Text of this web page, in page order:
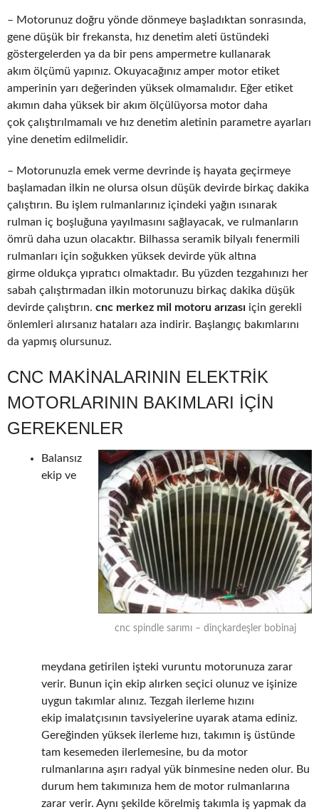
– Motorunuz doğru yönde dönmeye başladıktan sonrasında,
gene düşük bir frekansta, hız denetim aleti üstündeki
göstergelerden ya da bir pens ampermetre kullanarak
akım ölçümü yapınız. Okuyacağınız amper motor etiket
amperinin yarı değerinden yüksek olmamalıdır. Eğer etiket
akımın daha yüksek bir akım ölçülüyorsa motor daha
çok çalıştırılmamalı ve hız denetim aletinin parametre ayarları
yine denetim edilmelidir.
– Motorunuzla emek verme devrinde iş hayata geçirmeye
başlamadan ilkin ne olursa olsun düşük devirde birkaç dakika
çalıştırın. Bu işlem rulmanlarınız içindeki yağın ısınarak
rulman iç boşluğuna yayılmasını sağlayacak, ve rulmanların
ömrü daha uzun olacaktır. Bilhassa seramik bilyalı fenermili
rulmanları için soğukken yüksek devirde yük altına
girme oldukça yıpratıcı olmaktadır. Bu yüzden tezgahınızı her
sabah çalıştırmadan ilkin motorunuzu birkaç dakika düşük
devirde çalıştırın. cnc merkez mil motoru arızası için gerekli
önlemleri alırsanız hataları aza indirir. Başlangıç bakımlarını
da yapmış olursunuz.
CNC MAKINALARININ ELEKTRIK
MOTORLARININ BAKIMLARI IÇIN
GEREKENLER
cnc spindle sarımı – dinçkardeşler bobinaj
Balansız
ekip ve
meydana getirilen işteki vuruntu motorunuza zarar
verir. Bunun için ekip alırken seçici olunuz ve işinize
uygun takımlar alınız. Tezgah ilerleme hızını
ekip imalatçısının tavsiyelerine uyarak atama ediniz.
Gereğinden yüksek ilerleme hızı, takımın iş üstünde
tam kesemeden ilerlemesine, bu da motor
rulmanlarına aşırı radyal yük binmesine neden olur. Bu
durum hem takımınıza hem de motor rulmanlarına
zarar verir. Aynı şekilde körelmiş takımla iş yapmak da